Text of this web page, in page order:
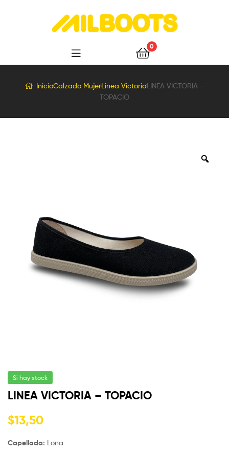
0
InicioCalzado MujerLinea VictoriaLINEA VICTORIA –
TOPACIO
Si hay stock
LINEA VICTORIA – TOPACIO
$13,50
Capellada: Lona